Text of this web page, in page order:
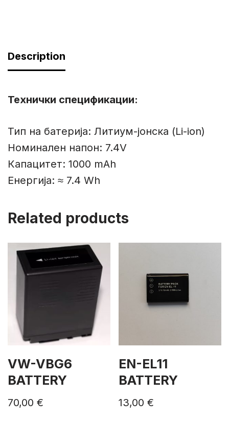
Description
Технички спецификации:
Тип на батерија: Литиум-јонска (Li-ion)
Номинален напон: 7.4V
Капацитет: 1000 mAh
Енергија: ≈ 7.4 Wh
Related products
VW-VBG6
BATTERY
70,00 €
EN-EL11
BATTERY
13,00€